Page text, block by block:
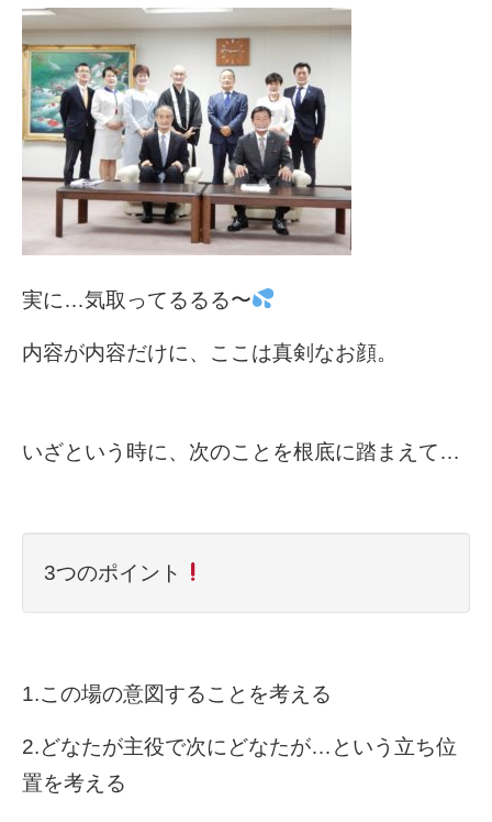
実に…気取ってるるる〜
内容が内容だけに、ここは真剣なお顔。
いざという時に、次のことを根底に踏まえて…
3つのポイント
1.この場の意図することを考える
2.どなたが主役で次にどなたが…という立ち位
置を考える